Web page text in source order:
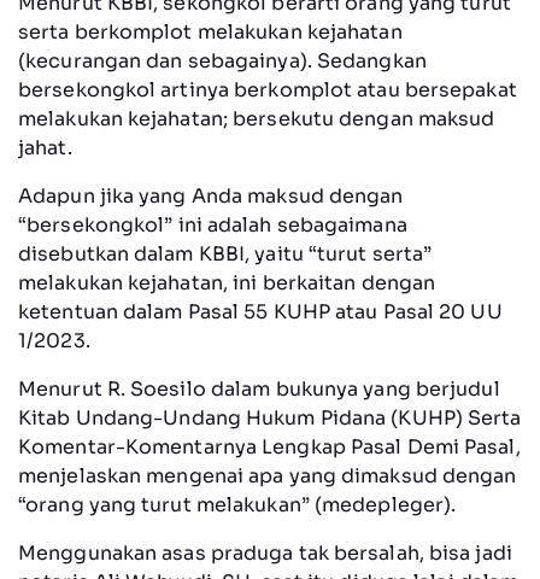
serta berkomplot melakukan kejahatan
(kecurangan dan sebagainya). Sedangkan
bersekongkol artinya berkomplot atau bersepakat
melakukan kejahatan; bersekutu dengan maksud
jahat.
Adapun jika yang Anda maksud dengan
“bersekongkol” ini adalah sebagaimana
disebutkan dalam KBBI, yaitu “turut serta”
melakukan kejahatan, ini berkaitan dengan
ketentuan dalam Pasal 55 KUHP atau Pasal 20 UU
1/2023.
Menurut R. Soesilo dalam bukunya yang berjudul
Kitab Undang-Undang Hukum Pidana (KUHP) Serta
Komentar-Komentarnya Lengkap Pasal Demi Pasal,
menjelaskan mengenai apa yang dimaksud dengan
“orang yang turut melakukan” (medepleger).
Menggunakan asas praduga tak bersalah, bisa jadi